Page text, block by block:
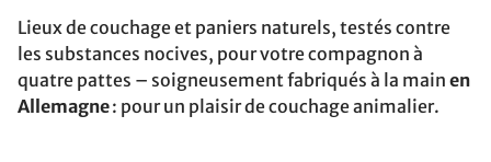
Lieux de couchage et paniers naturels, testés contre
les substances nocives, pour votre compagnon à
quatre pattes – soigneusement fabriqués à la main en
Allemagne: pour un plaisir de couchage animalier.